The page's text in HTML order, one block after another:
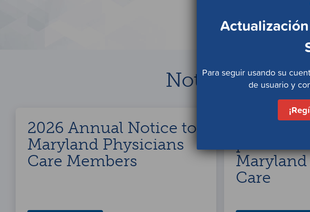
Noticias para
2026 Annual Notice to
Maryland Physicians
Care Members
Care
Para seguir usando su
de usuario y